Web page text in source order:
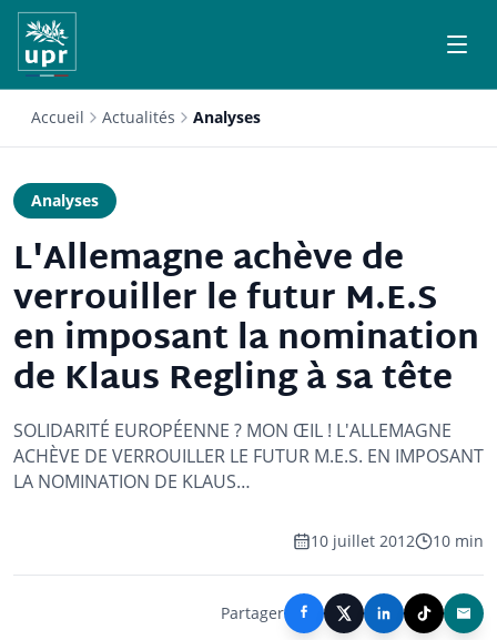
Accueil Actualités Analyses
Analyses
L'Allemagne achève de
verrouiller le futur M.E.S
en imposant la nomination
de Klaus Regling à sa tête
SOLIDARITÉ EUROPÉENNE ? MON ŒIL ! L'ALLEMAGNE
ACHÈVE DE VERROUILLER LE FUTUR M.E.S. EN IMPOSANT
LA NOMINATION DE KLAUS…
10 juillet 2012 10 min
Partager